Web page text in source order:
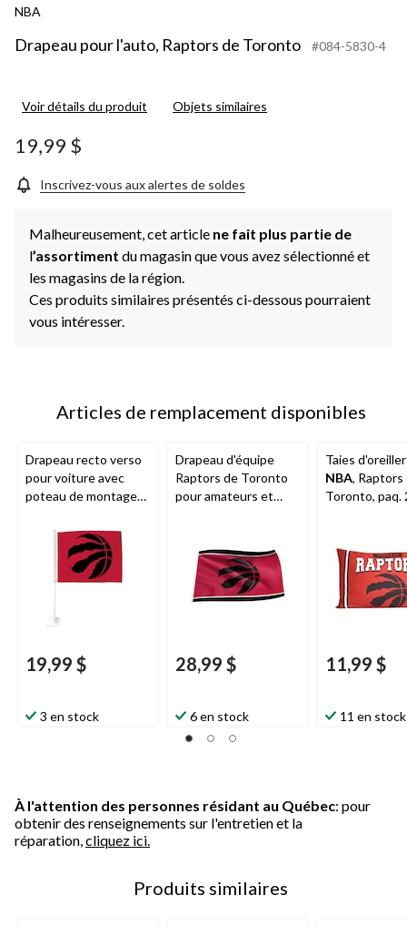
NBA
Drapeau pour l'auto, Raptors de Toronto #084-5830-4
Voir détails du produit Objets similaires
19,99 $
Inscrivez-vous aux alertes de soldes
Malheureusement, cet article ne fait plus partie de
l’assortiment du magasin que vous avez sélectionné et
les magasins de la région.
Ces produits similaires présentés ci-dessous pourraient
vous intéresser.
Articles de remplacement disponibles
Drapeau recto verso
pour voiture avec
poteau de montage
amateurs/collectionn
eurs de basketball de
NBA, rouge/noir
19,99 $
3 en stock
Drapeau d'équipe
Raptors de Toronto
pour amateurs et
3 x 5 pi
28,99 $
6 en stock
Taies
NBA, Raptors
Toronto, paq.
11,99 $
11 en stock
À l'attention des personnes résidant au Québec: pour
obtenir des renseignements sur l'entretien et la
réparation, cliquez ici.
Produits similaires